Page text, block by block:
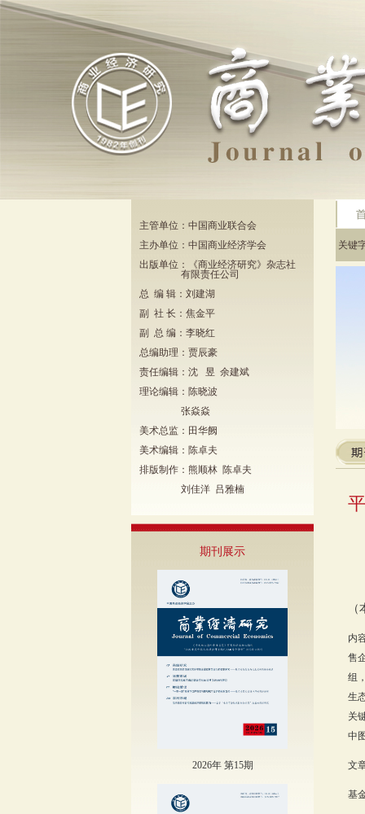
主管单位：中国商业联合会
主办单位：中国商业经济学会
出版单位：《商业经济研究》杂志社
有限责任公司
总 编 辑：刘建湖
副 社 长：焦金平
副 总 编：李晓红
总编助理：贾辰豪
责任编辑：沈 昱 余建斌
理论编辑：陈晓波
张焱焱
美术总监：田华阙
美术编辑：陈卓夫
排版制作：熊顺林 陈卓夫
刘佳洋 吕雅楠
期刊展示
2026年 第15期
关键
内
售
组
生
关
中
文
基